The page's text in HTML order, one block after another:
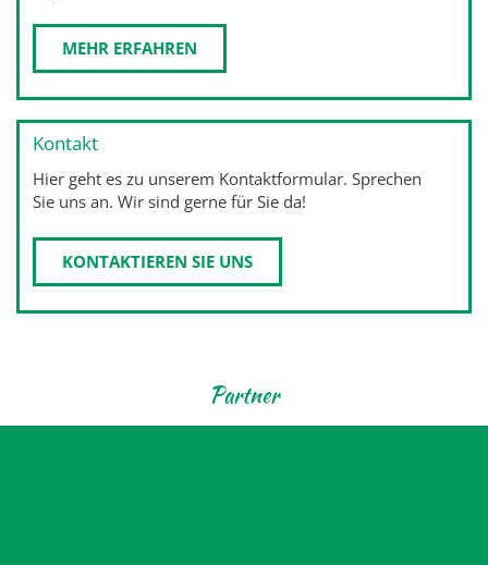
MEHR ERFAHREN
Kontakt
Hier geht es zu unserem Kontaktformular. Sprechen
Sie uns an. Wir sind gerne für Sie da!
KONTAKTIEREN SIE UNS
Partner